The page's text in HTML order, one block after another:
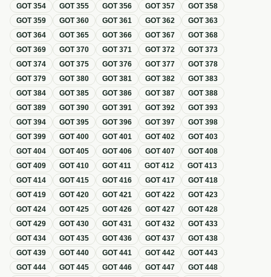
GOT354 GOT355 GOT356 GOT357 GOT358
GOT359 GOT360 GOT361 GOT362 GOT363
GOT364 GOT365 GOT366 GOT367 GOT368
GOT369 GOT370 GOT371 GOT372 GOT373
GOT374 GOT375 GOT376 GOT377 GOT378
GOT379 GOT380 GOT381 GOT382 GOT383
GOT384 GOT385 GOT386 GOT387 GOT388
GOT389 GOT390 GOT391 GOT392 GOT393
GOT394 GOT395 GOT396 GOT397 GOT398
GOT399 GOT400 GOT401 GOT402 GOT403
GOT404 GOT405 GOT406 GOT407 GOT408
GOT409 GOT410 GOT411 GOT412 GOT413
GOT414 GOT415 GOT416 GOT417 GOT418
GOT419 GOT420 GOT421 GOT422 GOT423
GOT424 GOT425 GOT426 GOT427 GOT428
GOT429 GOT430 GOT431 GOT432 GOT433
GOT434 GOT435 GOT436 GOT437 GOT438
GOT439 GOT440 GOT441 GOT442 GOT443
GOT444 GOT445 GOT446 GOT447 GOT448